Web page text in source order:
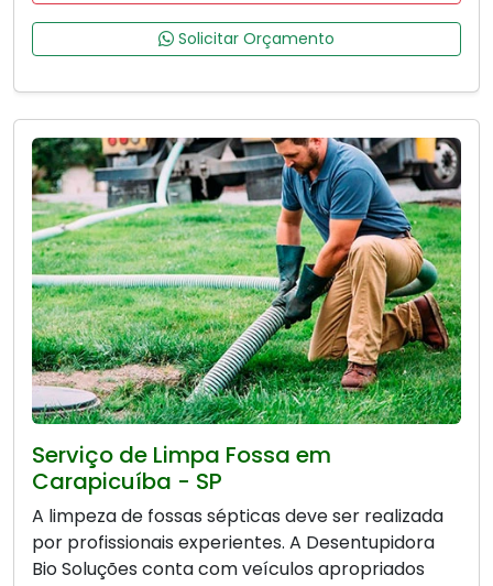
Solicitar Orçamento
Serviço de Limpa Fossa em
Carapicuíba - SP
A limpeza de fossas sépticas deve ser realizada
por profissionais experientes. A Desentupidora
Bio Soluções conta com veículos apropriados